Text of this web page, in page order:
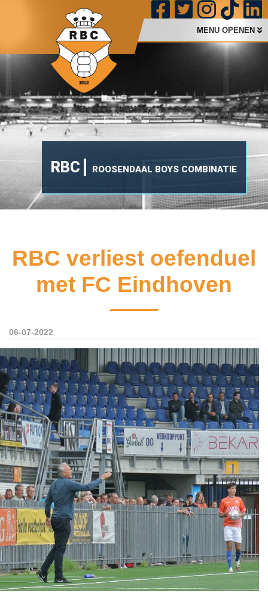
RBC ROOSENDAAL BOYS COMBINATIE
MENU OPENEN
RBC verliest oefenduel
met FC Eindhoven
06-07-2022